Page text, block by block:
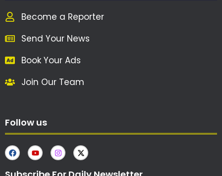
Become a Reporter
Send Your News
Book Your Ads
Join Our Team
Follow us